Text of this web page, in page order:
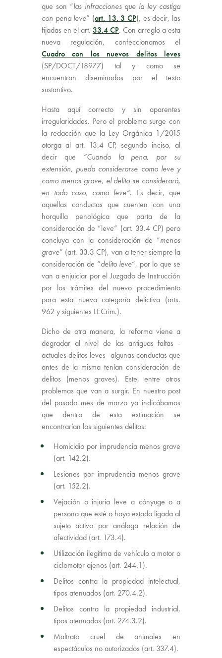
que son “las infracciones que la ley castiga
con pena leve” (art. 13. 3 CP), es decir, las
fijadas en el art. 33.4 CP. Con arreglo a esta
nueva regulación, confeccionamos el
Cuadro con los nuevos delitos leves
(SP/DOCT/18977) tal y como se
encuentran diseminados por el texto
sustantivo.
Hasta aquí correcto y sin aparentes
irregularidades. Pero el problema surge con
la redacción que la Ley Orgánica 1/2015
otorga al art. 13.4 CP, segundo inciso, al
decir que
“Cuando la pena, por su
extensión, pueda considerarse como leve y
como menos grave, el delito se considerará,
en todo caso, como leve”. Es decir, que
aquellas conductas que cuenten con una
horquilla penológica que parta de la
consideración de “leve” (art. 33.4 CP) pero
concluya con la consideración de “menos
grave” (art. 33.3 CP), van a tener siempre la
consideración de “delito leve”, por lo que se
van a enjuiciar por el Juzgado de Instrucción
por los trámites del nuevo procedimiento
para esta nueva categoría delictiva (arts.
962 y siguientes LECrim.).
Dicho de otra manera, la reforma viene a
degradar al nivel de las antiguas faltas -
actuales delitos leves- algunas conductas que
antes de la misma tenían consideración de
delitos (menos graves). Este, entre otros
problemas que van a surgir. En nuestro post
del pasado mes de marzo ya indicábamos
que dentro de esta estimación se
encontrarían los siguientes delitos:
Homicidio por imprudencia menos grave
(art. 142.2).
Lesiones por imprudencia menos grave
(art. 152.2).
Vejación o injuria leve a cónyuge o a
persona que esté o haya estado ligada al
sujeto activo por análoga relación de
afectividad (art. 173.4).
Utilización ilegítima de vehículo a motor o
ciclomotor ajenos (art. 244.1).
Delitos contra la propiedad intelectual,
tipos atenuados (art. 270.4.2).
Delitos contra la propiedad industrial,
tipos atenuados (art. 274.3.2).
Maltrato cruel de animales en
espectáculos no autorizados (art. 337.4).